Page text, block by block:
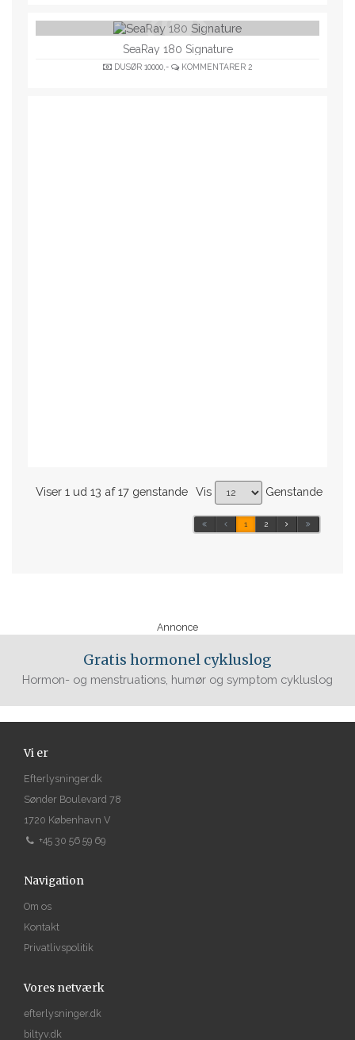
SeaRay 180 Signature
DUSØR 10000,- KOMMENTARER 2
Viser 1 ud 13 af 17 genstande Vis Genstande
1 2
Annonce
Gratis hormonel cykluslog
Hormon- og menstruations, humør og symptom cykluslog
Vi er
Efterlysninger.dk
Sønder Boulevard 78
1720 København V
+45 30 56 59 69
Navigation
Om os
Kontakt
Privatlivspolitik
Vores netværk
efterlysninger.dk
biltyv.dk